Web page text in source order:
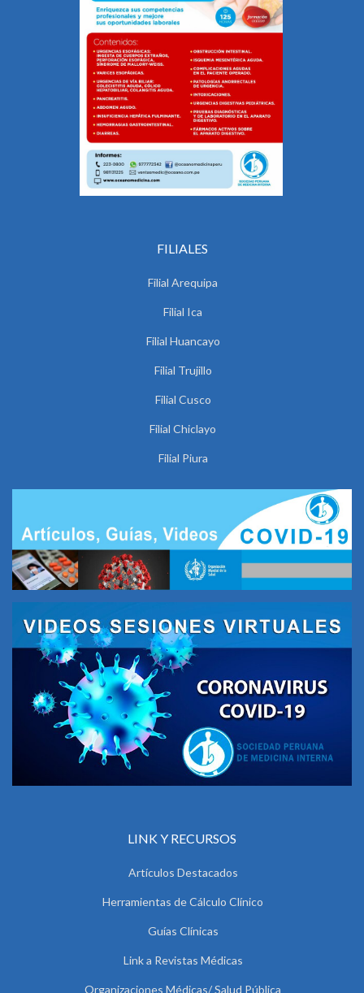
FILIALES
Filial Arequipa
Filial Ica
Filial Huancayo
Filial Trujillo
Filial Cusco
Filial Chiclayo
Filial Piura
LINK Y RECURSOS
Artículos Destacados
Herramientas de Cálculo Clínico
Guías Clínicas
Link a Revistas Médicas
Organizaciones Médicas/ Salud Pública